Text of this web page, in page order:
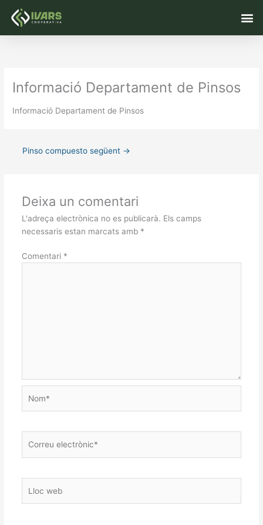
Informació Departament de Pinsos
Informació Departament de Pinsos
Pinso compuesto següent →
Deixa un comentari
L'adreça electrònica no es publicarà. Els camps
necessaris estan marcats amb *
Comentari *
electrònic*
web